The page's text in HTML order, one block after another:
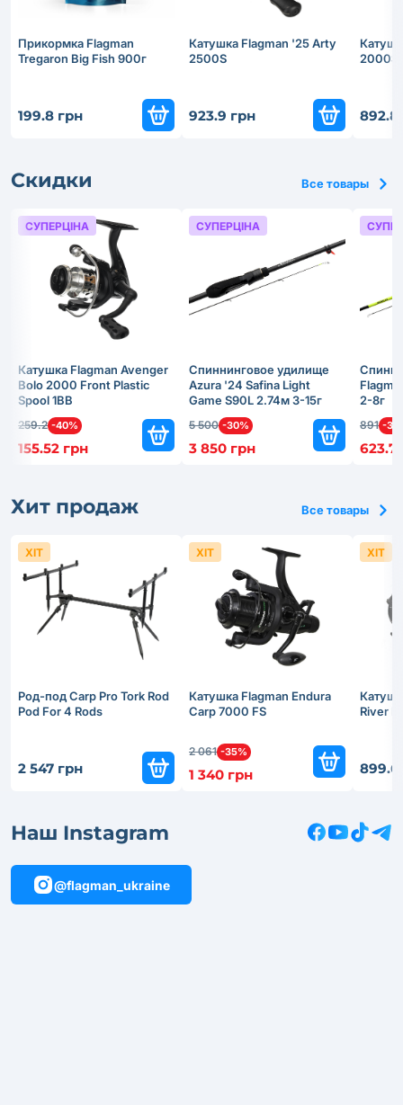
Прикормка Flagman
Tregaron Big Fish 900г
199.8 грн
Катушка Flagman '25 Arty
2500S
923.9 грн
2000S
892.8
Скидки Все товары
Катушка Flagman Avenger
Bolo 2000 Front Plastic
Spool 1BB
259.2 -40%
155.52 грн
СУПЕРЦІНА
Спиннинговое удилище
Azura '24 Safina Light
Game S90L 2.74м 3-15г
5 500 -30%
3 850 грн
СУПЕРЦІНА
2-8г
891 -
623.7
Хит продаж Все товары
Род-под Carp Pro Tork Rod
Pod For 4 Rods
2 547 грн
ХІТ
Катушка Flagman Endura
Carp 7000 FS
2 061 -35%
1 340 грн
ХІТ
River
899.6
ХІТ
Наш Instagram
@flagman_ukraine